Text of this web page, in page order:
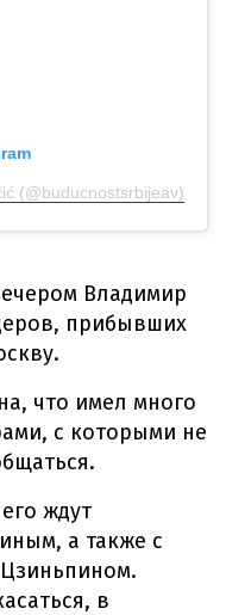
(@buducnostsrbijeav)
Владимир
прибывших
что имел много
с которыми не
ждут
а также с
в